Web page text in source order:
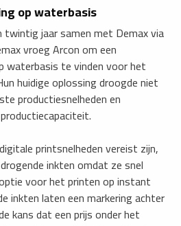
op waterbasis
twintig jaar samen met Demax via
vroeg Arcon om een
waterbasis te vinden voor het
huidige oplossing droogde niet
productiesnelheden en
printsnelheden vereist zijn,
inkten omdat ze snel
voor het printen op instant
inkten laten een markering achter
kans dat een prijs onder het